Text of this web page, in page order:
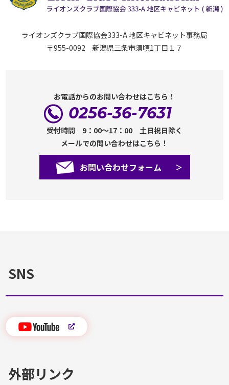
ライオンズクラブ国際協会333-A 地区キャビネット事務局
〒955-0092 新潟県三条市須頃1丁目１７
お電話からのお問い合わせはこちら！
0256-36-7631
受付時間 9：00～17：00 土日祝日除く
メールでの問い合わせはこちら！
お問い合わせフォーム
SNS
外部リンク